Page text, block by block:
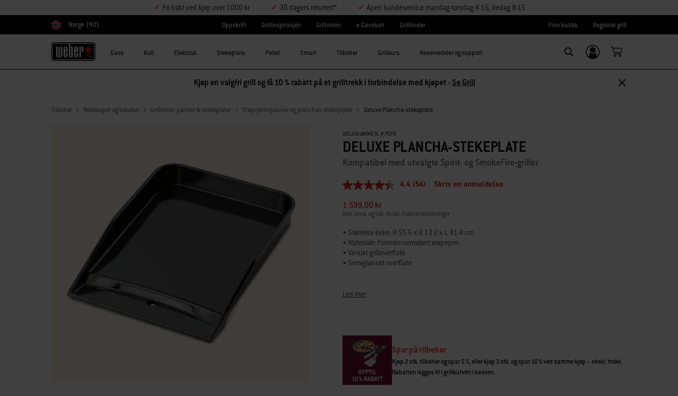
Fri frakt ved kjøp over 1000 kr 30 dagers returrett* Åpen kundeservice mandag-torsdag 8-16, fredag 8-15
Velg land
Norge (NO) Oppskrift Grillinspirasjon Grillviden e-Gavekort Grillfinder Finn butikk Registrer grill
Gass Kull Elektrisk Stekeplate Pellet Smart Tilbehør Grillkurs Reservedeler og support
Logg inn/
Registrer deg
Kjøp en valgfri grill og få 10 % rabatt på et grilltrekk i forbindelse med kjøpet - Se Grill
Tilbehør Redskaper og kokekar Grillrister; panner & stekeplater Støpejernspanner og planchas-stekeplater Deluxe Plancha-stekeplate
DELENUMMER: # 7579
DELUXE PLANCHA-STEKEPLATE
Kompatibel med utvalgte Spirit- og SmokeFire-griller
4.4
5
stjerner,
gjennomsnittlig
vurderingsverdi.
Read
56
Reviews.
Samme
sidelenke.
4.4 (56) Skriv en anmeldelse
1.599,00 kr
inkl. mva. og toll. Ekskl. fraktomkostninger
• Størrelse eske: H 55.6 x B 13.2 x L 41.4 cm
• Materiale: Porselensemaljert støpejern
• Vinklet grilloverflate
• Semiglanset overflate
mer. Stekeplaten holder på varmen og distribuerer enestående godt, noe som fører til jevnt grillet
Les mer
Spar på tilbehør
Kjøp 2 stk. tilbehør og spar 5 %, eller kjøp 3 stk. og spar 10 % ved samme kjøp – ekskl. trekk.
Rabatten legges til i grillkurven i kassen.